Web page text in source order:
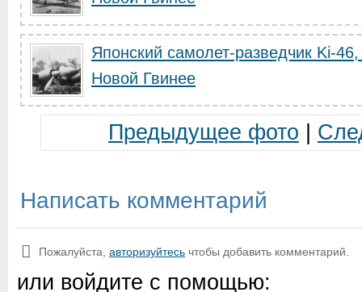
Японский самолет-разведчик Ki-
Новой Гвинее
Предыдущее фото
Написать комментарий
Пожалуйста, авторизуйтесь чтобы добавить комментарий.
или войдите с помощью: